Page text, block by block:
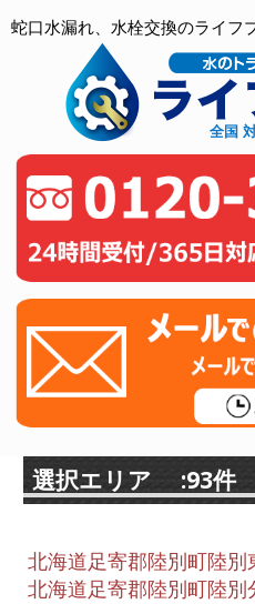
蛇口水漏れ、水栓交換のライフ
全国
選択エリア :93件
北海道足寄郡陸別町陸別
北海道足寄郡陸別町陸別